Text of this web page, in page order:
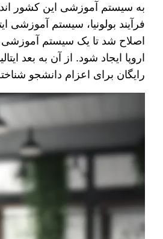
به سیستم آموزشی این کشور
اصلاح شد تا یک سیستم
اروپا ایجاد شود. از آن به بعد
رایگان برای اعزام دانشجو